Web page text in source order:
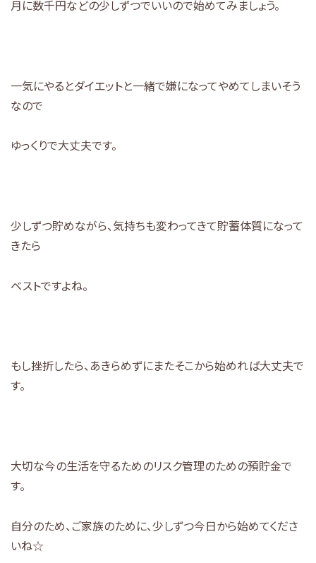
月に数千円などの少しずつでいいので始めてみましょう。
一気にやるとダイエットと一緒で嫌になってやめてしまいそう
なので
ゆっくりで大丈夫です。
少しずつ貯めながら、気持ちも変わってきて貯蓄体質になって
きたら
ベストですよね。
もし挫折したら、あきらめずにまたそこから始めれば大丈夫で
す。
大切な今の生活を守るためのリスク管理のための預貯金で
す。
自分のため、ご家族のために、少しずつ今日から始めてくださ
いね☆